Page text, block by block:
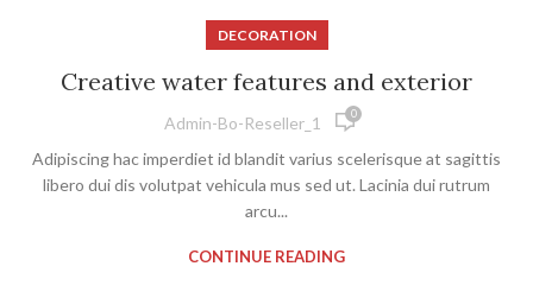
DECORATION
Creative water features and exterior
Admin-Bo-Reseller_1 0
Adipiscing hac imperdiet id blandit varius scelerisque at sagittis
libero dui dis volutpat vehicula mus sed ut. Lacinia dui rutrum
arcu...
CONTINUE READING